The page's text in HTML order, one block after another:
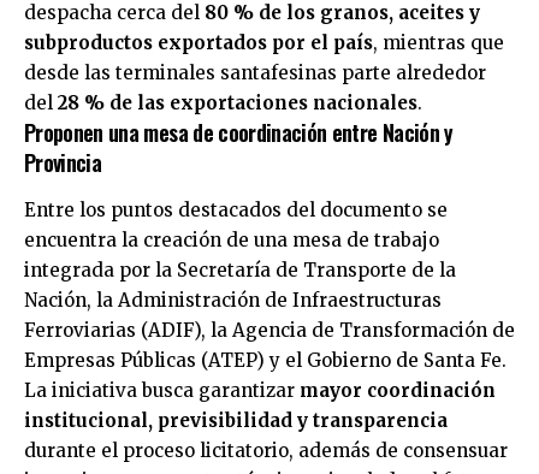
despacha cerca del 80 % de los granos, aceites y
subproductos exportados por el país, mientras que
desde las terminales santafesinas parte alrededor
del 28 % de las exportaciones nacionales.
Proponen una mesa de coordinación entre Nación y
Provincia
Entre los puntos destacados del documento se
encuentra la creación de una mesa de trabajo
integrada por la Secretaría de Transporte de la
Nación, la Administración de Infraestructuras
Ferroviarias (ADIF), la Agencia de Transformación de
Empresas Públicas (ATEP) y el Gobierno de Santa Fe.
La iniciativa busca garantizar mayor coordinación
institucional, previsibilidad y transparencia
durante el proceso licitatorio, además de consensuar